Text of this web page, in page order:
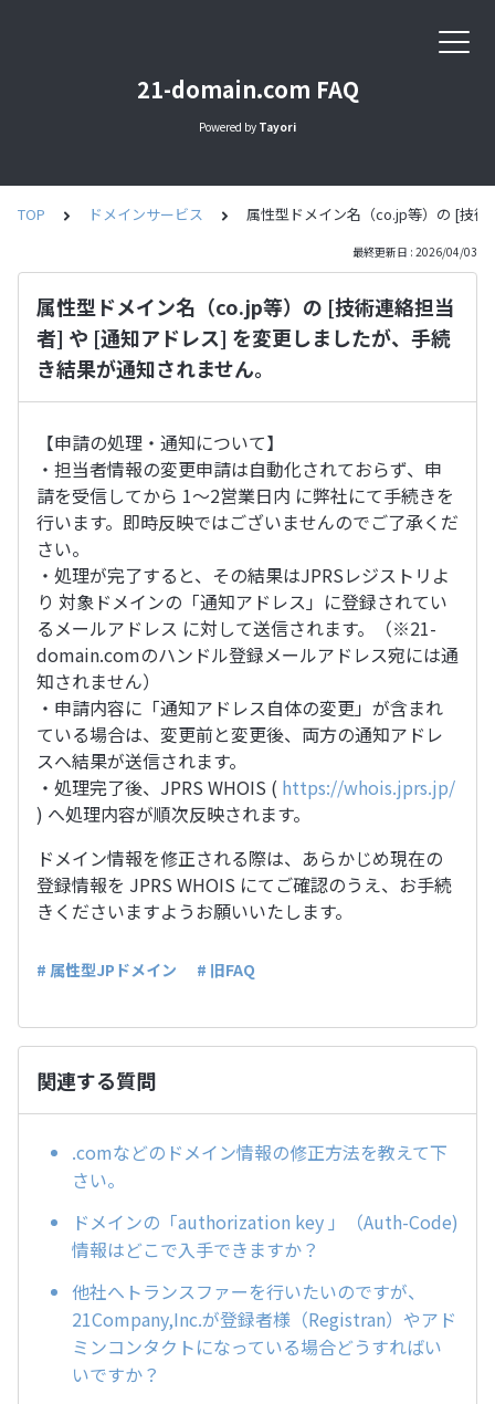
21-domain.com FAQ
Powered by Tayori
TOP ドメインサービス 属性型ドメイン名（co.jp等）の [技
最終更新日 : 2026/04/03
属性型ドメイン名（co.jp等）の [技術連絡担当
者] や [通知アドレス] を変更しましたが、手続
き結果が通知されません。
【申請の処理・通知について】
・担当者情報の変更申請は自動化されておらず、申
請を受信してから 1〜2営業日内 に弊社にて手続きを
行います。即時反映ではございませんのでご了承くだ
さい。
・処理が完了すると、その結果はJPRSレジストリよ
り 対象ドメインの「通知アドレス」に登録されてい
るメールアドレス に対して送信されます。（※21-
domain.comのハンドル登録メールアドレス宛には通
知されません）
・申請内容に「通知アドレス自体の変更」が含まれ
ている場合は、変更前と変更後、両方の通知アドレ
スへ結果が送信されます。
・処理完了後、JPRS WHOIS ( https://whois.jprs.jp/
) へ処理内容が順次反映されます。
ドメイン情報を修正される際は、あらかじめ現在の
登録情報を JPRS WHOIS にてご確認のうえ、お手続
きくださいますようお願いいたします。
# 属性型JPドメイン # 旧FAQ
関連する質問
.comなどのドメイン情報の修正方法を教えて下
さい。
ドメインの「authorization key 」（Auth-Code)
情報はどこで入手できますか？
他社へトランスファーを行いたいのですが、
21Company,Inc.が登録者様（Registran）やアド
ミンコンタクトになっている場合どうすればい
いですか？